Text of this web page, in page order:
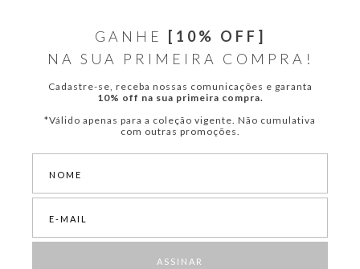
GANHE
[10% OFF]
NA SUA PRIMEIRA COMPRA!
Cadastre-se, receba nossas comunicações e garanta
10% off na sua primeira compra.
*Válido apenas para a coleção vigente. Não cumulativa
com outras promoções.
ASSINAR